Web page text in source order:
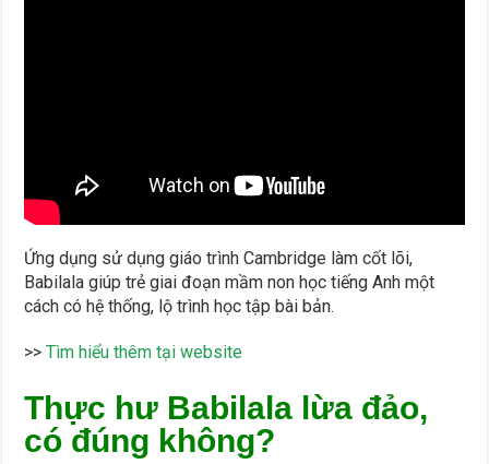
Ứng dụng sử dụng giáo trình Cambridge làm cốt lõi,
Babilala giúp trẻ giai đoạn mầm non học tiếng Anh một
cách có hệ thống, lộ trình học tập bài bản.
>>Tìm hiểu thêm tại website
Thực hư Babilala lừa đảo,
có đúng không?